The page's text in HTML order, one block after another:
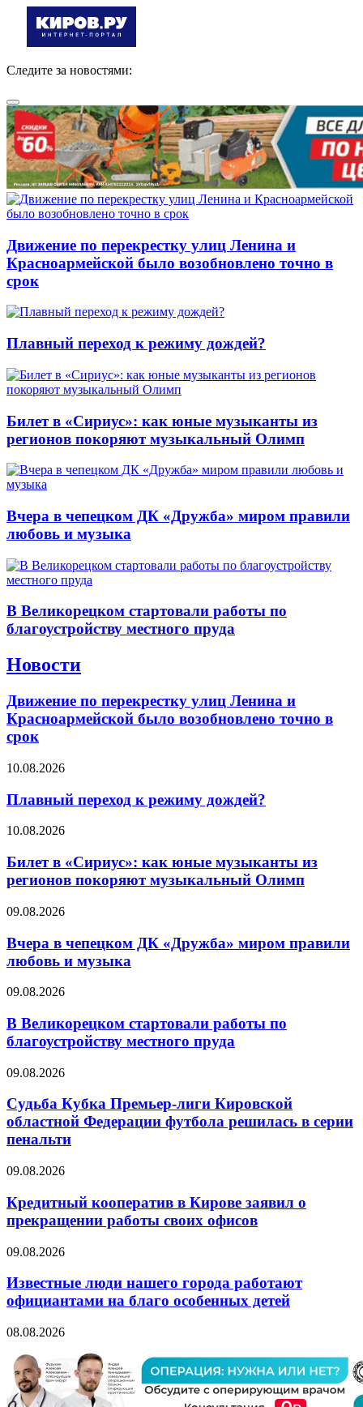
Следите за новостями:
Движение по перекрестку улиц Ленина и
Красноармейской было возобновлено точно в
срок
Плавный переход к режиму дождей?
Билет в «Сириус»: как юные музыканты из
регионов покоряют музыкальный Олимп
Вчера в чепецком ДК «Дружба» миром правили
любовь и музыка
В Великорецком стартовали работы по
благоустройству местного пруда
Новости
Движение по перекрестку улиц Ленина и
Красноармейской было возобновлено точно в
срок
10.08.2026
Плавный переход к режиму дождей?
10.08.2026
Билет в «Сириус»: как юные музыканты из
регионов покоряют музыкальный Олимп
09.08.2026
Вчера в чепецком ДК «Дружба» миром правили
любовь и музыка
09.08.2026
В Великорецком стартовали работы по
благоустройству местного пруда
09.08.2026
Судьба Кубка Премьер-лиги Кировской
областной Федерации футбола решилась в серии
пенальти
09.08.2026
Кредитный кооператив в Кирове заявил о
прекращении работы своих офисов
09.08.2026
Известные люди нашего города работают
официантами на благо особенных детей
08.08.2026